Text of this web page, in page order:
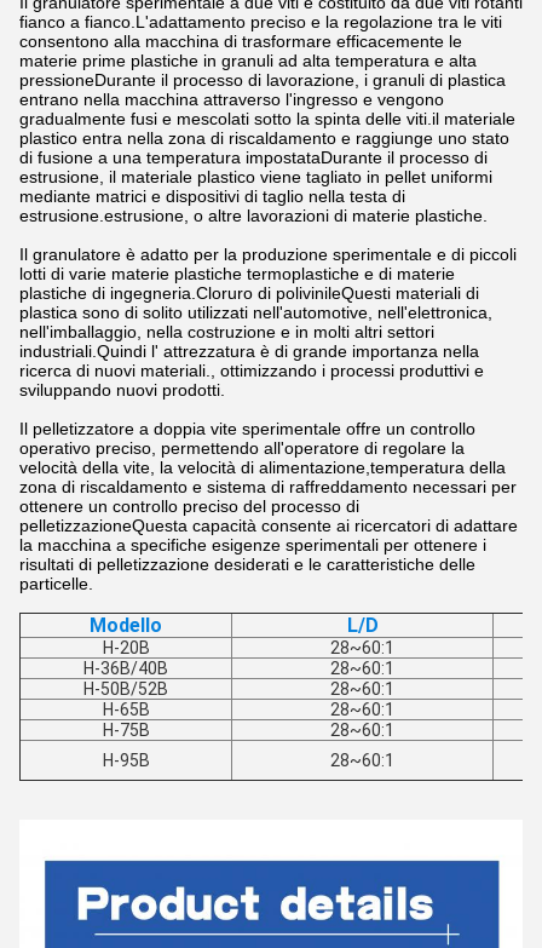
fianco a fianco.L'adattamento preciso e la regolazione tra le viti
consentono alla macchina di trasformare efficacemente le
materie prime plastiche in granuli ad alta temperatura e alta
pressioneDurante il processo di lavorazione, i granuli di plastica
entrano nella macchina attraverso l'ingresso e vengono
gradualmente fusi e mescolati sotto la spinta delle viti.il materiale
plastico entra nella zona di riscaldamento e raggiunge uno stato
di fusione a una temperatura impostataDurante il processo di
estrusione, il materiale plastico viene tagliato in pellet uniformi
mediante matrici e dispositivi di taglio nella testa di
estrusione.estrusione, o altre lavorazioni di materie plastiche.
Il granulatore è adatto per la produzione sperimentale e di piccoli
lotti di varie materie plastiche termoplastiche e di materie
plastiche di ingegneria.Cloruro di polivinileQuesti materiali di
plastica sono di solito utilizzati nell'automotive, nell'elettronica,
nell'imballaggio, nella costruzione e in molti altri settori
industriali.Quindi l' attrezzatura è di grande importanza nella
ricerca di nuovi materiali., ottimizzando i processi produttivi e
sviluppando nuovi prodotti.
Il pelletizzatore a doppia vite sperimentale offre un controllo
operativo preciso, permettendo all'operatore di regolare la
velocità della vite, la velocità di alimentazione,temperatura della
zona di riscaldamento e sistema di raffreddamento necessari per
ottenere un controllo preciso del processo di
pelletizzazioneQuesta capacità consente ai ricercatori di adattare
la macchina a specifiche esigenze sperimentali per ottenere i
risultati di pelletizzazione desiderati e le caratteristiche delle
particelle.
Modello L/D
H-20B
28~60:1
H-36B/40B
28~60:1
H-50B/52B
28~60:1
H-65B
28~60:1
H-75B
28~60:1
H-95B
28~60:1